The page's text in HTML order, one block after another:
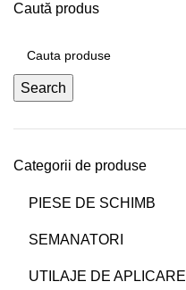
Caută produs
Search
Categorii de produse
PIESE DE SCHIMB
SEMANATORI
UTILAJE DE APLICARE